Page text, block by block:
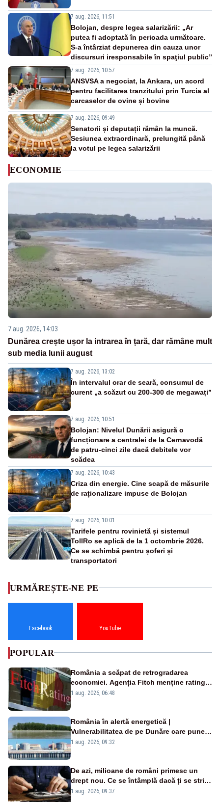
7 aug. 2026, 11:51
Bolojan, despre legea salarizării: „Ar
putea fi adoptată în perioada următoare.
S-a întârziat depunerea din cauza unor
discursuri iresponsabile în spaţiul public”
7 aug. 2026, 10:57
ANSVSA a negociat, la Ankara, un acord
pentru facilitarea tranzitului prin Turcia al
carcaselor de ovine și bovine
7 aug. 2026, 09:49
Senatorii și deputații rămân la muncă.
Sesiunea extraordinară, prelungită până
la votul pe legea salarizării
ECONOMIE
7 aug. 2026, 14:03
Dunărea crește ușor la intrarea în țară, dar rămâne mult
sub media lunii august
7 aug. 2026, 13:02
În intervalul orar de seară, consumul de
curent „a scăzut cu 200-300 de megawați”
7 aug. 2026, 10:51
Bolojan: Nivelul Dunării asigură o
funcționare a centralei de la Cernavodă
de patru-cinci zile dacă debitele vor
scădea
7 aug. 2026, 10:43
Criza din energie. Cine scapă de măsurile
de raționalizare impuse de Bolojan
7 aug. 2026, 10:01
Tarifele pentru rovinietă și sistemul
TollRo se aplică de la 1 octombrie 2026.
Ce se schimbă pentru șoferi și
transportatori
URMĂREȘTE-NE PE
Facebook YouTube
POPULAR
România a scăpat de retrogradarea
economiei. Agenția Fitch menține ratingul
„BBB-” cu perspectivă negativă
1 aug. 2026, 06:48
România în alertă energetică |
Vulnerabilitatea de pe Dunăre care pune
în pericol Centrala Cernavodă era
1 aug. 2026, 09:32
De azi, milioane de români primesc un
drept nou. Ce se întâmplă dacă ți se strică
un produs
1 aug. 2026, 09:37